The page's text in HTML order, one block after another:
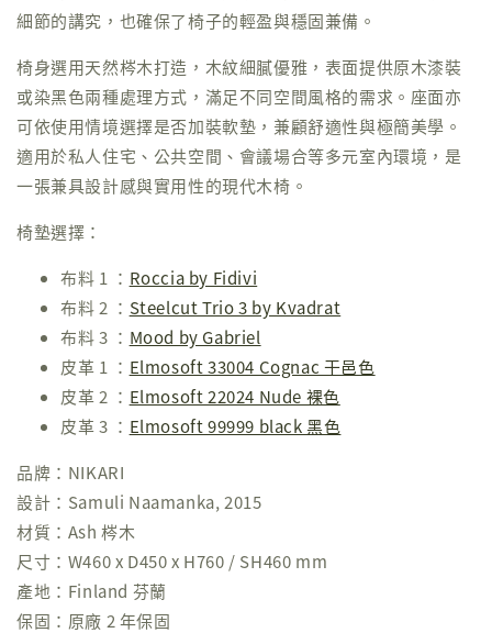
細節的講究，也確保了椅子的輕盈與穩固兼備。
椅身選用天然梣木打造，木紋細膩優雅，表面提供原木漆裝
或染黑色兩種處理方式，滿足不同空間風格的需求。座面亦
可依使用情境選擇是否加裝軟墊，兼顧舒適性與極簡美學。
適用於私人住宅、公共空間、會議場合等多元室內環境，是
一張兼具設計感與實用性的現代木椅。
椅墊選擇：
布料 1 ： Roccia by Fidivi
布料 2 ： Steelcut Trio 3 by Kvadrat
布料 3 ： Mood by Gabriel
皮革 1 ： Elmosoft 33004 Cognac 干邑色
皮革 2 ： Elmosoft 22024 Nude 裸色
皮革 3 ： Elmosoft 99999 black 黑色
品牌：NIKARI
設計：Samuli Naamanka, 2015
材質：Ash 梣木
尺寸：W460 x D450 x H760 / SH460 mm
產地：Finland 芬蘭
保固：原廠 2 年保固